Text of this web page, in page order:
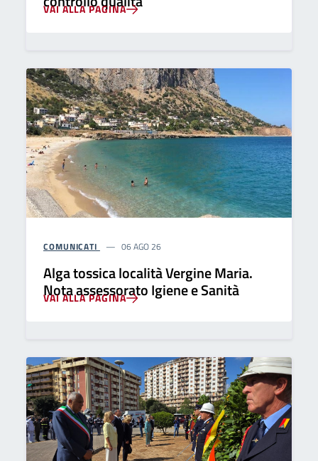
VAI ALLA PAGINA
COMUNICATI 06 AGO 26
Alga tossica località Vergine Maria.
Nota assessorato Igiene e Sanità
VAI ALLA PAGINA